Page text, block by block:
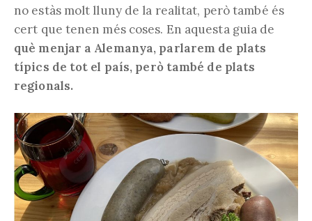
no estàs molt lluny de la realitat, però també és
cert que tenen més coses. En aquesta guia de
què menjar a Alemanya, parlarem de plats
típics de tot el país, però també de plats
regionals.